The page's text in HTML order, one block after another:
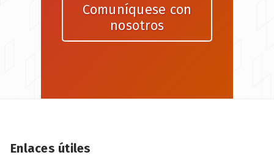
Comuníquese con
nosotros
Enlaces útiles